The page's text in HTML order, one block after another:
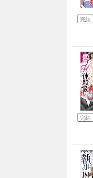
完結
完結